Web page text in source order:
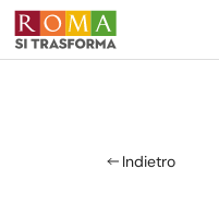
Salta al contenuto principale
Indietro